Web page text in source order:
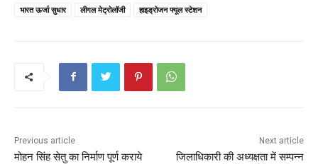
o p
भारत ऊर्जा सुधार
लीगल मेट्रोलॉजी हाइड्रोजन फ्यूल स्टेशन
Previous article
मोहन सिंह सेतु का निर्माण पूर्ण कराये
Next article
जिलाधिकारी की अध्यक्षता में सम्पन्न